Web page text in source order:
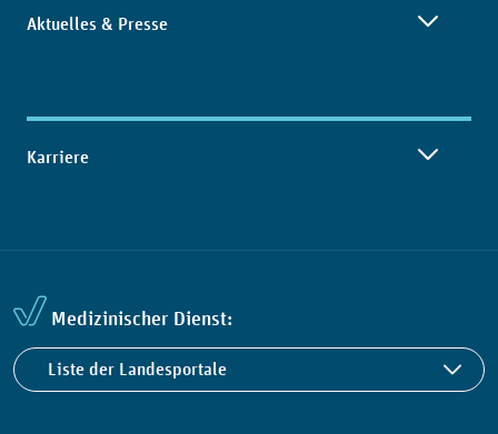
Aktuelles & Presse
Karriere
Medizinischer Dienst:
Liste der Landesportale